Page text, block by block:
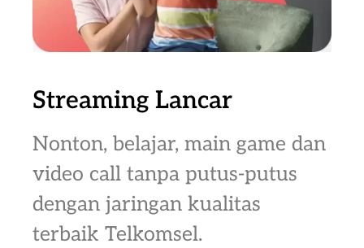
Streaming Lancar
Nonton, belajar, main game dan
video call tanpa putus-putus
dengan jaringan kualitas
terbaik Telkomsel.